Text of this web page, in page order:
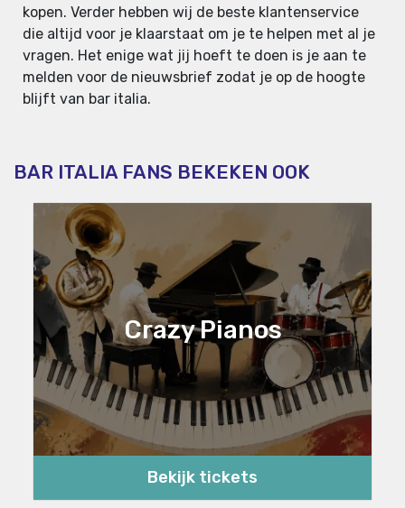
kopen. Verder hebben wij de beste klantenservice
die altijd voor je klaarstaat om je te helpen met al je
vragen. Het enige wat jij hoeft te doen is je aan te
melden voor de nieuwsbrief zodat je op de hoogte
blijft van bar italia.
BAR ITALIA FANS BEKEKEN OOK
Crazy Pianos
Bekijk tickets